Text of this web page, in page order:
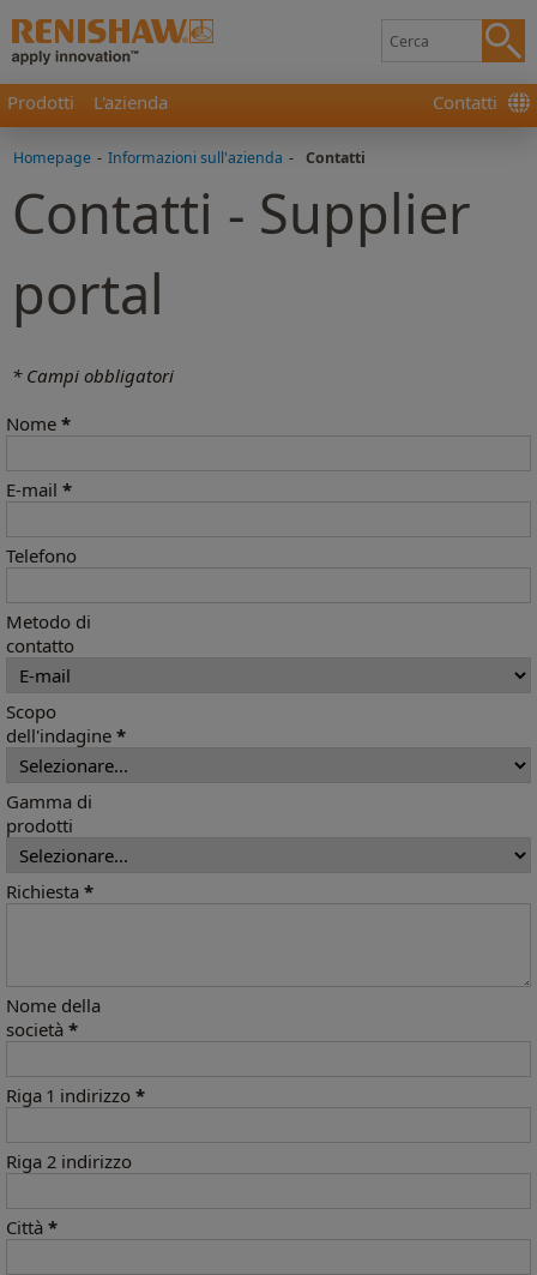
Prodotti L'azienda Contatti
Homepage - Informazioni sull'azienda - Contatti
Contatti - Supplier
portal
* Campi obbligatori
Nome *
E-mail *
Telefono
Metodo di
contatto
Scopo
dell'indagine *
Gamma di
prodotti
Richiesta *
Nome della
società *
Riga 1 indirizzo *
Riga 2 indirizzo
Città *